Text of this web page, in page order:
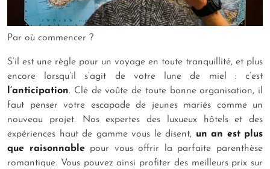
Par où commencer ?
S’il est une règle pour un voyage en toute tranquillité, et plus
encore lorsqu’il s’agit de votre lune de miel : c’est
l’anticipation. Clé de voûte de toute bonne organisation, il
faut penser votre escapade de jeunes mariés comme un
nouveau projet. Nos expertes des luxueux hôtels et des
expériences haut de gamme vous le disent, un an est plus
que raisonnablepour vous offrir la parfaite parenthèse
romantique. Vous pouvez ainsi profiter des meilleurs prix sur